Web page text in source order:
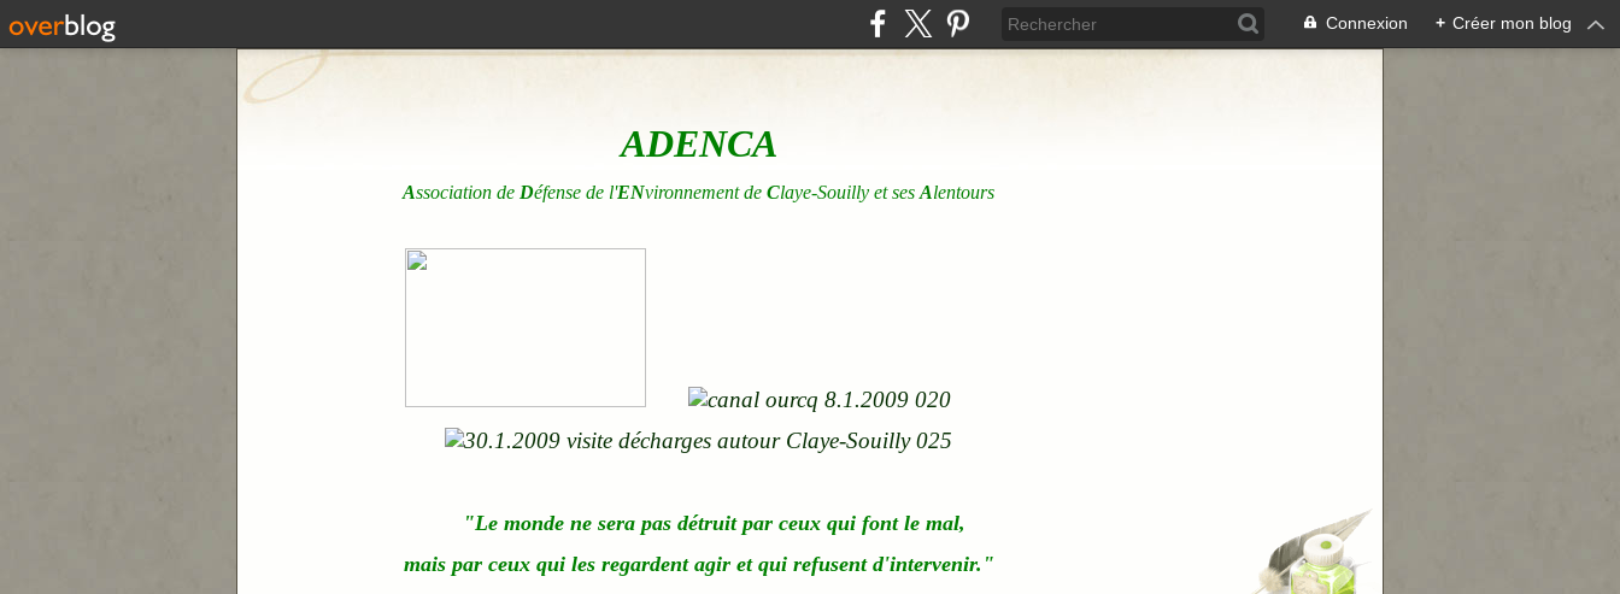
Connexion + Créer mon blog
ADENCA
Association de Défense de l'ENvironnement de Claye-Souilly et ses Alentours
"Le monde ne sera pas détruit par ceux qui font le mal,
mais par ceux qui les regardent agir et qui refusent d'intervenir."